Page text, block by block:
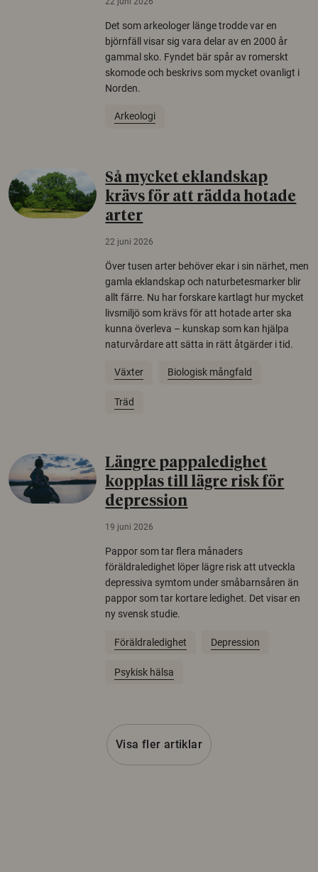
Det som arkeologer länge trodde var en
björnfäll visar sig vara delar av en 2000 år
gammal sko. Fyndet bär spår av romerskt
skomode och beskrivs som mycket ovanligt i
Norden.
Arkeologi
Så mycket eklandskap
krävs för att rädda hotade
arter
22 juni 2026
Över tusen arter behöver ekar i sin närhet, men
gamla eklandskap och naturbetesmarker blir
allt färre. Nu har forskare kartlagt hur mycket
livsmiljö som krävs för att hotade arter ska
kunna överleva – kunskap som kan hjälpa
naturvårdare att sätta in rätt åtgärder i tid.
Växter Biologisk mångfald
Träd
Längre pappaledighet
kopplas till lägre risk för
depression
19 juni 2026
Pappor som tar flera månaders
föräldraledighet löper lägre risk att utveckla
depressiva symtom under småbarnsåren än
pappor som tar kortare ledighet. Det visar en
ny svensk studie.
Föräldraledighet Depression
Psykisk hälsa
Visa fler artiklar